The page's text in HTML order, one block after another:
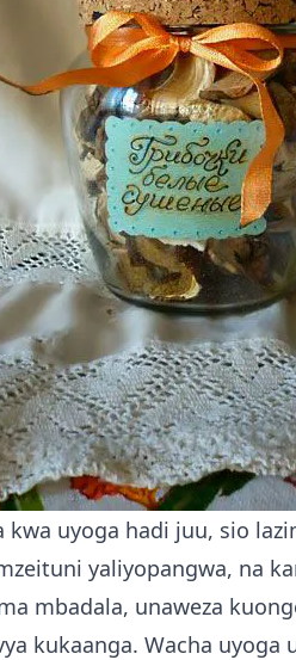
kwa uyoga hadi juu, sio
yaliyopangwa, na
mbadala, unaweza
kukaanga. Wacha